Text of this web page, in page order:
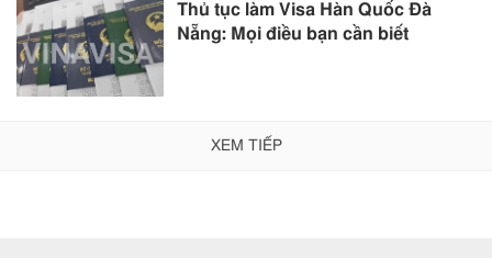
Thủ tục làm Visa Hàn Quốc Đà
Nẵng: Mọi điều bạn cần biết
XEM TIẾP